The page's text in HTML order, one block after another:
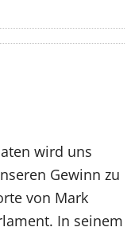
wird uns
Gewinn zu
von Mark
In seinem